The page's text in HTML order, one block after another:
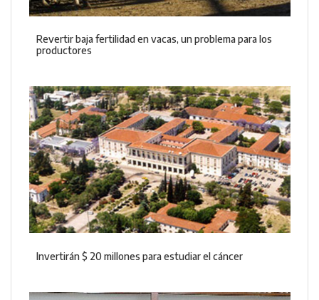
Revertir baja fertilidad en vacas, un problema para los
productores
Invertirán $ 20 millones para estudiar el cáncer